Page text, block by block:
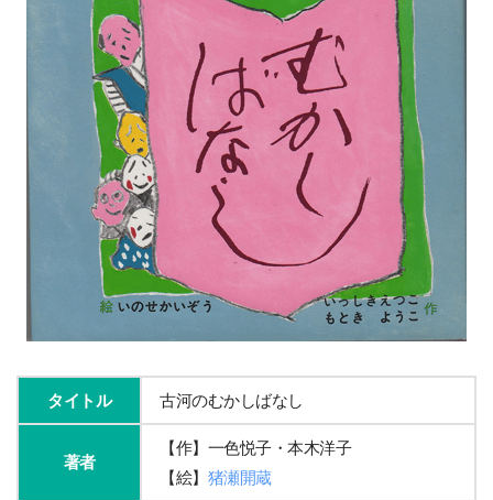
タイトル 古河のむかしばなし
著者
【作】一色悦子・本木洋子
【絵】 猪瀬開蔵